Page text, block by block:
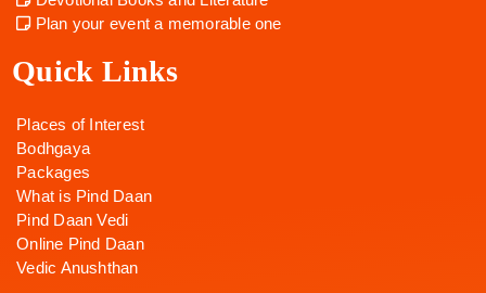
Plan your event a memorable one
Quick Links
Places of Interest
Bodhgaya
Packages
What is Pind Daan
Pind Daan Vedi
Online Pind Daan
Vedic Anushthan